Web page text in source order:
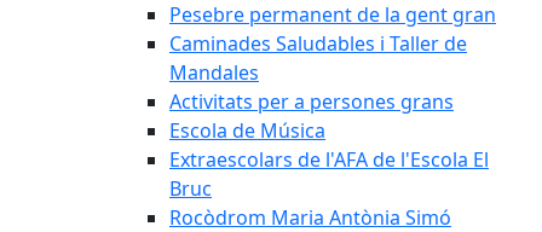
Pesebre permanent de la gent gran
Caminades Saludables i Taller de
Mandales
Activitats per a persones grans
Escola de Música
Extraescolars de l'AFA de l'Escola El
Bruc
Rocòdrom Maria Antònia Simó